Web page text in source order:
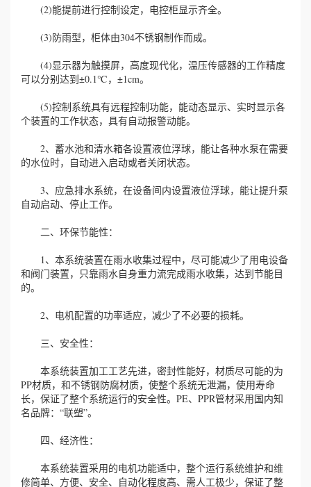
(2)能提前进行控制设定，电控柜显示齐全。
(3)防雨型，柜体由304不锈钢制作而成。
(4)显示器为触摸屏，高度现代化，温压传感器的工作精度
可以分别达到±0.1℃，±1cm。
(5)控制系统具有远程控制功能，能动态显示、实时显示各
个装置的工作状态，具有自动报警动能。
2、蓄水池和清水箱各设置液位浮球，能让各种水泵在需要
的水位时，自动进入启动或者关闭状态。
3、应急排水系统，在设备间内设置液位浮球，能让提升泵
自动启动、停止工作。
二、环保节能性：
1、本系统装置在雨水收集过程中，尽可能减少了用电设备
和阀门装置，只靠雨水自身重力流完成雨水收集，达到节能目
的。
2、电机配置的功率适应，减少了不必要的损耗。
三、安全性：
本系统装置加工工艺先进，密封性能好，材质尽可能的为
PP材质，和不锈钢防腐材质，使整个系统无泄漏，使用寿命
长，保证了整个系统运行的安全性。PE、PPR管材采用国内知
名品牌：“联塑”。
四、经济性：
本系统装置采用的电机功能适中，整个运行系统维护和维
修简单、方便、安全、自动化程度高、需人工极少，保证了整